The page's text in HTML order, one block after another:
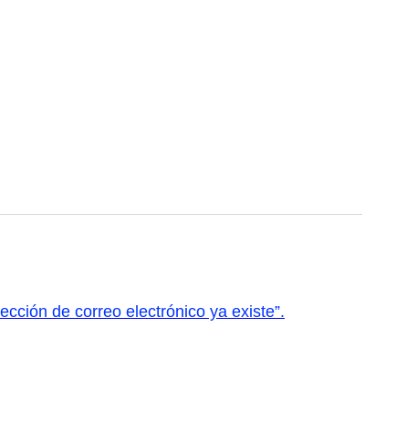
de correo electrónico ya existe”.